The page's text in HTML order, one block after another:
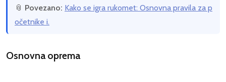
📎 Povezano: Kako se igra rukomet: Osnovna pravila za p
očetnike i.
Osnovna oprema